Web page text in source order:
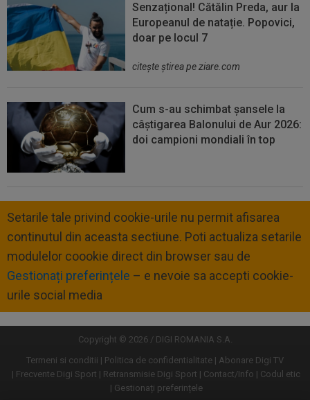
Senzațional! Cătălin Preda, aur la
Europeanul de natație. Popovici,
doar pe locul 7
citeşte ştirea pe ziare.com
Cum s-au schimbat șansele la
câștigarea Balonului de Aur 2026:
doi campioni mondiali în top
Setarile tale privind cookie-urile nu permit afisarea
continutul din aceasta sectiune. Poti actualiza setarile
modulelor coookie direct din browser sau de
Gestionați preferințele – e nevoie sa accepti cookie-
urile social media
Copyright © 2026 / DIGI ROMANIA S.A.
Termeni si conditii
Politica de confidentialitate
Abonare Digi TV
Frecvente Digi Sport
Retransmisie Digi Sport Contact/Info
Codul etic
Gestionați preferințele